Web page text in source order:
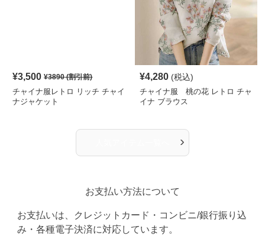
¥3,500 ¥3890(割引前)
チャイナ服レトロ リッチ チャイ
ナジャケット
¥4,280 (税込)
チャイナ服 桃の花 レトロ チャ
イナ ブラウス
›
お支払い方法について
お支払いは、クレジットカード・コンビニ/銀行振り込
み・各種電子決済に対応しています。